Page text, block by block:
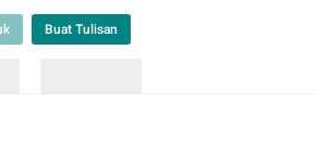
Buat Tulisan